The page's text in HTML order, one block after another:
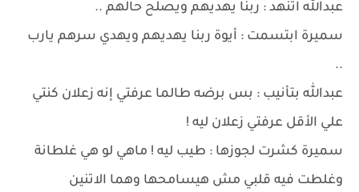
عبدالله اتنهد : ربنا يهديهم ويصلح حالهم ..
سميرة ابتسمت : أيوة ربنا يهديهم ويهدي سرهم يارب
..
عبدالله بتأنيب : بس برضه طالما عرفتي إنه زعلان كنتي
علي الأقل عرفتي زعلان ليه !
سميرة كشرت لجوزها : طيب ليه ! ماهي لو هي غلطانة
وغلطت فيه قلبي مش هيسامحها وهما الاتنين